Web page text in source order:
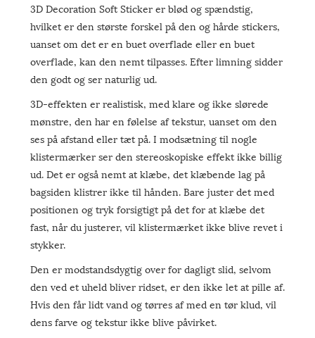
3D Decoration Soft Sticker er blød og spændstig,
hvilket er den største forskel på den og hårde stickers,
uanset om det er en buet overflade eller en buet
overflade, kan den nemt tilpasses. Efter limning sidder
den godt og ser naturlig ud.
3D-effekten er realistisk, med klare og ikke slørede
mønstre, den har en følelse af tekstur, uanset om den
ses på afstand eller tæt på. I modsætning til nogle
klistermærker ser den stereoskopiske effekt ikke billig
ud. Det er også nemt at klæbe, det klæbende lag på
bagsiden klistrer ikke til hånden. Bare juster det med
positionen og tryk forsigtigt på det for at klæbe det
fast, når du justerer, vil klistermærket ikke blive revet i
stykker.
Den er modstandsdygtig over for dagligt slid, selvom
den ved et uheld bliver ridset, er den ikke let at pille af.
Hvis den får lidt vand og tørres af med en tør klud, vil
dens farve og tekstur ikke blive påvirket.